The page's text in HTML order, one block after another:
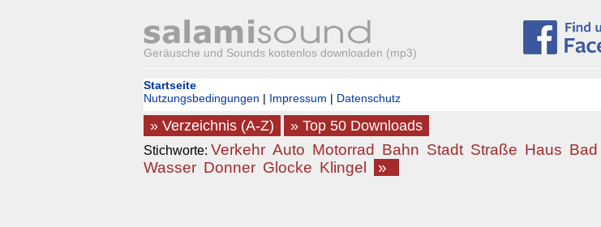
Geräusche und Sounds kostenlos downloaden (mp3)
Startseite
Nutzungsbedingungen | Impressum | Datenschutz
» Verzeichnis (A-Z) » Top 50 Downloads
Stichworte: Verkehr Auto Motorrad Bahn Stadt Straße Haus Bad
Wasser Donner Glocke Klingel »